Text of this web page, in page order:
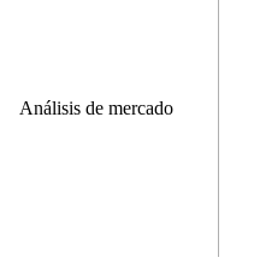
Análisis de mercado